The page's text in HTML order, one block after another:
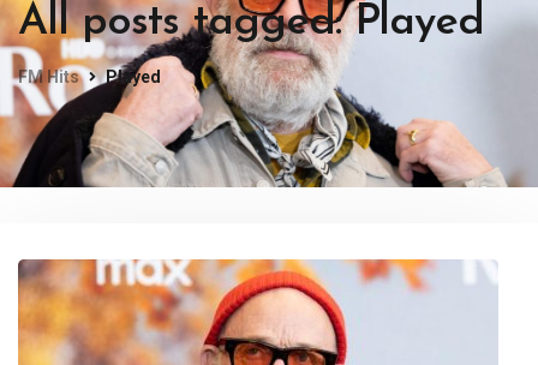
All posts tagged: Played
FM Hits Played